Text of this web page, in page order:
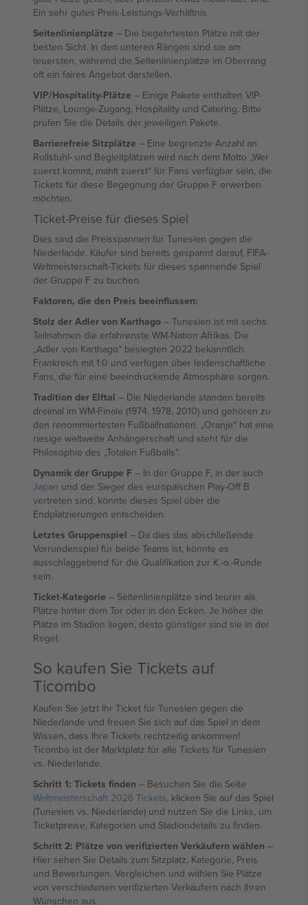
Ein sehr gutes Preis-Leistungs-Verhältnis.
Seitenlinienplätze – Die begehrtesten Plätze mit der
besten Sicht. In den unteren Rängen sind sie am
teuersten, während die Seitenlinienplätze im Oberrang
oft ein faires Angebot darstellen.
VIP/Hospitality-Plätze – Einige Pakete enthalten VIP-
Plätze, Lounge-Zugang, Hospitality und Catering. Bitte
prüfen Sie die Details der jeweiligen Pakete.
Barrierefreie Sitzplätze – Eine begrenzte Anzahl an
Rollstuhl- und Begleitplätzen wird nach dem Motto „Wer
zuerst kommt, mahlt zuerst“ für Fans verfügbar sein, die
Tickets für diese Begegnung der Gruppe F erwerben
möchten.
Ticket-Preise für dieses Spiel
Dies sind die Preisspannen für Tunesien gegen die
Niederlande. Käufer sind bereits gespannt darauf, FIFA-
Weltmeisterschaft-Tickets für dieses spannende Spiel
der Gruppe F zu buchen.
Faktoren, die den Preis beeinflussen:
Stolz der Adler von Karthago – Tunesien ist mit sechs
Teilnahmen die erfahrenste WM-Nation Afrikas. Die
„Adler von Karthago“ besiegten 2022 bekanntlich
Frankreich mit 1:0 und verfügen über leidenschaftliche
Fans, die für eine beeindruckende Atmosphäre sorgen.
Tradition der Elftal – Die Niederlande standen bereits
dreimal im WM-Finale (1974, 1978, 2010) und gehören zu
den renommiertesten Fußballnationen. „Oranje“ hat eine
riesige weltweite Anhängerschaft und steht für die
Philosophie des „Totalen Fußballs“.
Dynamik der Gruppe F – In der Gruppe F, in der auch
Japan und der Sieger des europäischen Play-Off B
vertreten sind, könnte dieses Spiel über die
Endplatzierungen entscheiden.
Letztes Gruppenspiel – Da dies das abschließende
Vorrundenspiel für beide Teams ist, könnte es
ausschlaggebend für die Qualifikation zur K.-o.-Runde
sein.
Ticket-Kategorie – Seitenlinienplätze sind teurer als
Plätze hinter dem Tor oder in den Ecken. Je höher die
Plätze im Stadion liegen, desto günstiger sind sie in der
Regel.
So kaufen Sie Tickets auf
Ticombo
Kaufen Sie jetzt Ihr Ticket für Tunesien gegen die
Niederlande und freuen Sie sich auf das Spiel in dem
Wissen, dass Ihre Tickets rechtzeitig ankommen!
Ticombo ist der Marktplatz für alle Tickets für Tunesien
vs. Niederlande.
Schritt 1: Tickets finden – Besuchen Sie die Seite
Weltmeisterschaft 2026 Tickets, klicken Sie auf das Spiel
(Tunesien vs. Niederlande) und nutzen Sie die Links, um
Ticketpreise, Kategorien und Stadiondetails zu finden.
Schritt 2: Plätze von verifizierten Verkäufern wählen –
Hier sehen Sie Details zum Sitzplatz, Kategorie, Preis
und Bewertungen. Vergleichen und wählen Sie Plätze
von verschiedenen verifizierten Verkäufern nach Ihren
Wünschen aus.